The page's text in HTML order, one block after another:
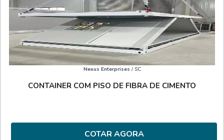
Veja também:Aluguel de Container.
Nexus Enterprises / SC
CONTAINER COM PISO DE FIBRA DE CIMENTO
COTAR AGORA